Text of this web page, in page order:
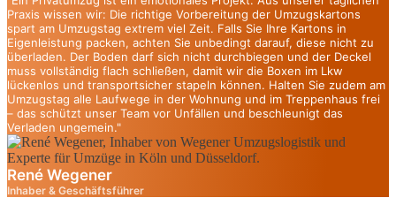
Praxis wissen wir: Die richtige Vorbereitung der Umzugskartons
spart am Umzugstag extrem viel Zeit. Falls Sie Ihre Kartons in
Eigenleistung packen, achten Sie unbedingt darauf, diese nicht zu
überladen. Der Boden darf sich nicht durchbiegen und der Deckel
muss vollständig flach schließen, damit wir die Boxen im Lkw
lückenlos und transportsicher stapeln können. Halten Sie zudem am
Umzugstag alle Laufwege in der Wohnung und im Treppenhaus frei
– das schützt unser Team vor Unfällen und beschleunigt das
Verladen ungemein."
René Wegener
Inhaber & Geschäftsführer